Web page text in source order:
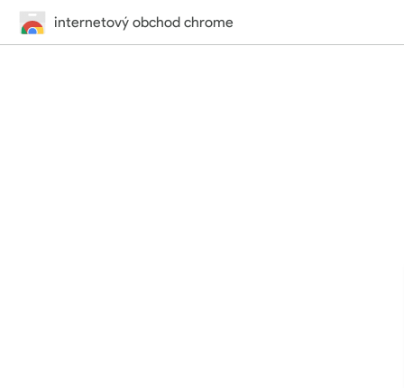
internetový obchod chrome